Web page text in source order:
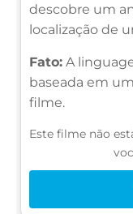
descobre um
localização de
Fato: A
baseada em
filme.
Este filme não